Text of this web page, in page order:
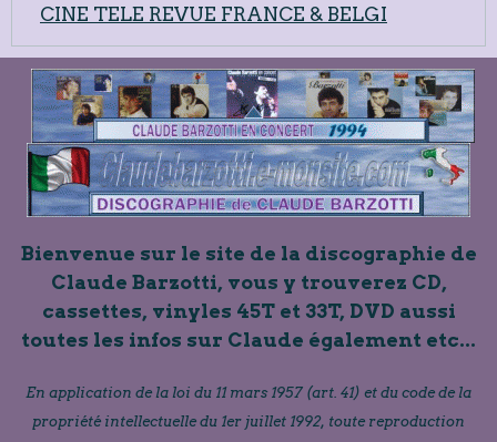
CINE TELE REVUE FRANCE & BELGI
Bienvenue sur le site de la discographie de
Claude Barzotti, vous y trouverez CD,
cassettes, vinyles 45T et 33T, DVD aussi
toutes les infos sur Claude également etc...
En application de la loi du 11 mars 1957 (art. 41) et du code de la
propriété intellectuelle du 1er juillet 1992, toute reproduction